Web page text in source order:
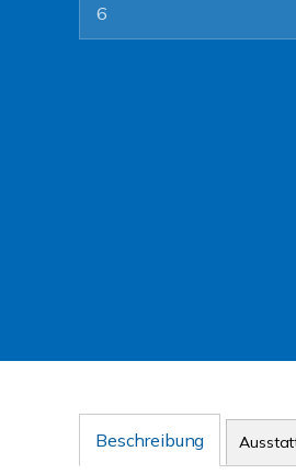
6
Beschreibung